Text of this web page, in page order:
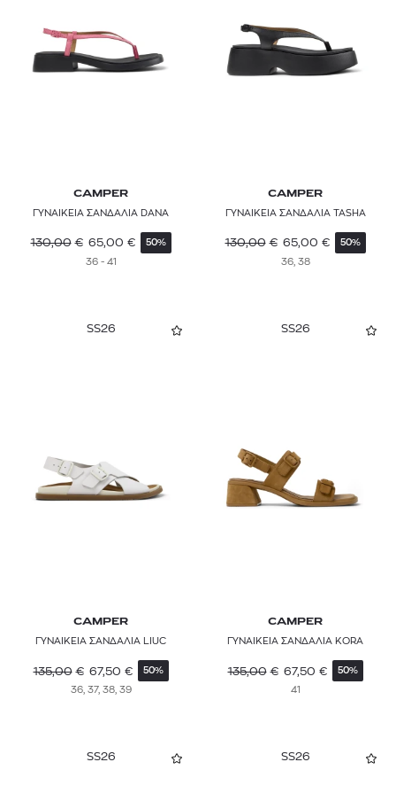
CAMPER
ΓΥΝΑΙΚΕΙΑ ΣΑΝΔΑΛΙΑ DANA
130,00 € 65,00 € 50%
36 - 41
CAMPER
ΓΥΝΑΙΚΕΙΑ ΣΑΝΔΑΛΙΑ TASHA
130,00 € 65,00 € 50%
36, 38
SS26
CAMPER
ΓΥΝΑΙΚΕΙΑ ΣΑΝΔΑΛΙΑ LIUC
135,00 € 67,50 € 50%
36, 37, 38, 39
SS26
CAMPER
ΓΥΝΑΙΚΕΙΑ ΣΑΝΔΑΛΙΑ KORA
135,00 € 67,50 € 50%
41
SS26 SS26